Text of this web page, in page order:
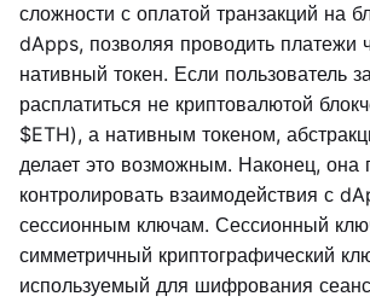
сложности с оплатой транзакций на
dApps, позволяя проводить платежи
нативный токен. Если пользователь
расплатиться не криптовалютой
$ETH), а нативным токеном,
делает это возможным. Наконец, она
контролировать взаимодействия с
сессионным ключам. Сессионный
симметричный криптографический
используемый для шифрования